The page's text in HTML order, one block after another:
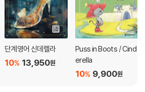
으로 돌아왔다. 이번 개정판의 가장 큰 특징은
심 어휘와 표현에 특별한 스타일을 적용해 텍
성했다는 점이다. 또한 쿠폰 코드를 통해 무료
제공되는데, 전자책에서는 페이지별 음원, 한
인트를 확인할 수 있다.
에서 각 권의 전문 번역, MP3
단계영어 신데렐라
13,950원
10%
Puss in Boots / Cind
erella
9,900원
10%